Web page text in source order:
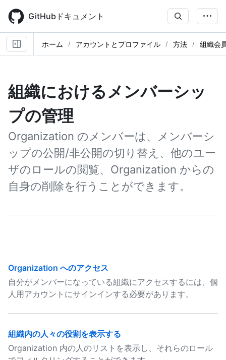
main
content
GitHubドキュメント
ホーム アカウントとプロファイル 方法 組織会
組織におけるメンバーシッ
プの管理
Organization のメンバーは、メンバーシ
ップの公開/非公開の切り替え、他のユー
ザのロールの閲覧、Organization からの
自身の削除を行うことができます。
Organization へのアクセス
自分がメンバーになっている組織にアクセスするには、個
人用アカウントにサインインする必要があります。
組織内の人々の役割を表示する
Organization 内の人のリストを表示し、それらのロール